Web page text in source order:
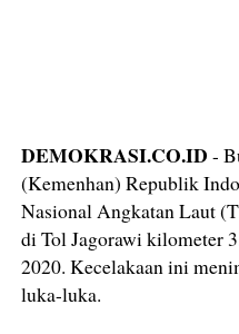
DEMOKRASI.CO.ID -
(Kemenhan) Republik
Nasional Angkatan Laut
di Tol Jagorawi kilometer
2020. Kecelakaan ini
luka-luka.